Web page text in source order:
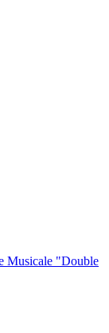
Musicale "Double